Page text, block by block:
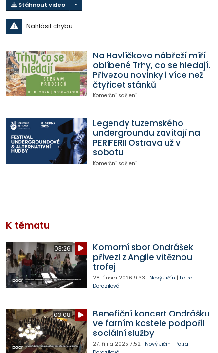
Stáhnout video
Nahlásit chybu
Na Havlíčkovo nábřeží míří
oblíbené Trhy, co se hledají.
Přivezou novinky i více než
čtyřicet stánků
Komerční sdělení
Legendy tuzemského
undergroundu zavítají na
PERIFERII Ostrava už v
sobotu
Komerční sdělení
K tématu
03:26
Komorní sbor Ondrášek
přivezl z Anglie vítěznou
trofej
28. února 2026 9:33 | Nový Jičín | Petra
Dorazilová
03:08
Benefiční koncert Ondrášku
ve farním kostele podpořil
sociální služby
27. října 2025 7:52| Nový Jičín | Petra